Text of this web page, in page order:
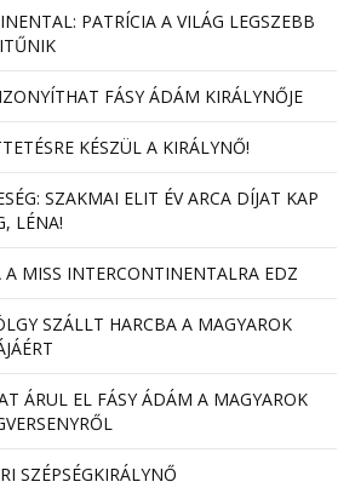
PATRÍCIA A VILÁG LEGSZEBB
FÁSY ÁDÁM KIRÁLYNŐJE
KÉSZÜL A KIRÁLYNŐ!
SZAKMAI ELIT ÉV ARCA DÍJAT KAP
LÉNA!
A MISS INTERCONTINENTALRA EDZ
SZÁLLT HARCBA A MAGYAROK
ÁRUL EL FÁSY ÁDÁM A MAGYAROK
SZÉPSÉGKIRÁLYNŐ